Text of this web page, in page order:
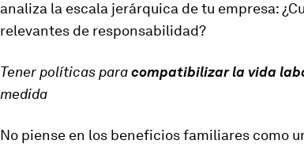
analiza la escala jerárquica de tu empresa:
relevantes de responsabilidad?
Tener políticas paracompatibilizar la vida
medida
No piense en los beneficios familiares como